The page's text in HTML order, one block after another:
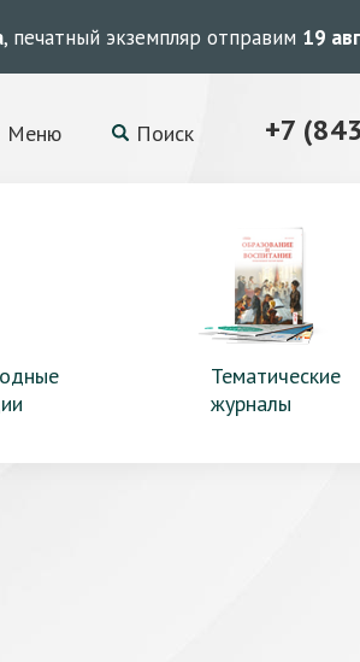
, печатный экземпляр отправим 19
Меню Поиск +7
Тематические
журналы